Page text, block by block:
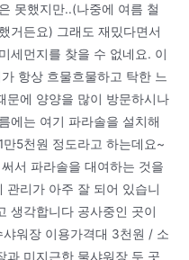
못했지만..(나중에 여름 철
거든요) 그래도 재밌다면서
세먼지를 찾을 수 없네요. 이
항상 흐물흐물하고 탁한 느
문에 양양을 많이 방문하시나
에는 여기 파라솔을 설치해
5천원 정도라고 하는데요~
서 파라솔을 대여하는 것을
관리가 아주 잘 되어 있습니
생각합니다 공사중인 곳이
워장 이용가격대 3천원 / 소
과 미지근한 물샤워장 두 곳